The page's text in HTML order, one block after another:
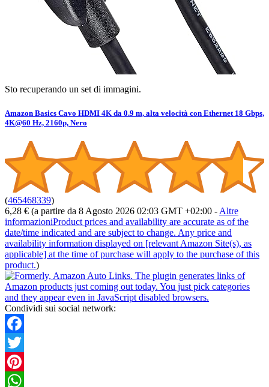
Sto recuperando un set di immagini.
Amazon Basics Cavo HDMI 4K da 0.9 m, alta velocità con Ethernet 18 Gbps,
4K@60 Hz, 2160p, Nero
(465468339)
6,28 € (a partire da 8 Agosto 2026 02:03 GMT +02:00 - Altre
informazioniProduct prices and availability are accurate as of the
date/time indicated and are subject to change. Any price and
availability information displayed on [relevant Amazon Site(s), as
applicable] at the time of purchase will apply to the purchase of this
product.)
Condividi sui social network:
Facebook
Twitter
Pinterest